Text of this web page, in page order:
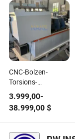
CNC-Bolzen-
Torsions-
Axialkraftprüfer -
PC-gesteuertes
System für
Stahlkonstruktionen
M12-M36
3.999,00-
38.999,00 $